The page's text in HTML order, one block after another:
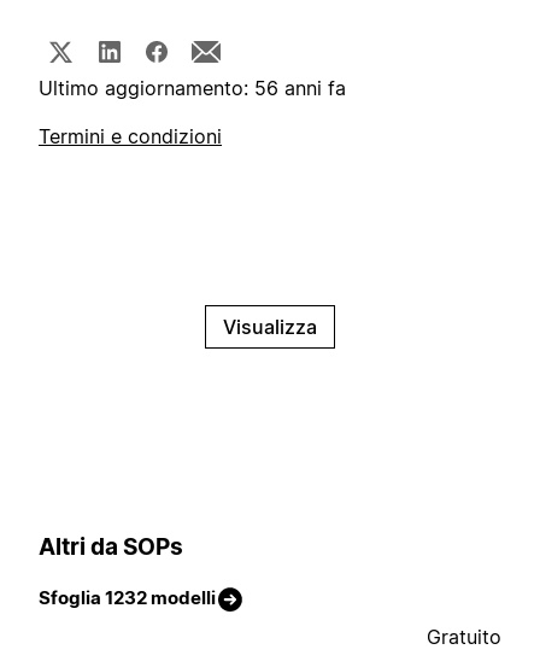
Ultimo aggiornamento: 56 anni fa
Termini e condizioni
Visualizza
Altri da SOPs
Sfoglia 1232 modelli
Gratuito